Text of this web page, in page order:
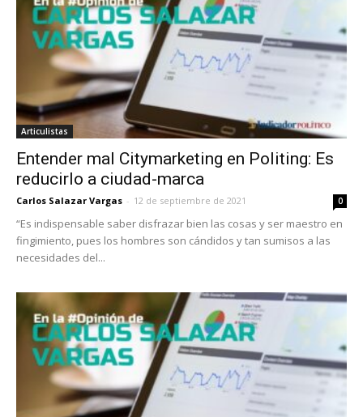
Articulistas
Entender mal Citymarketing en Politing: Es
reducirlo a ciudad-marca
Carlos Salazar Vargas - 12 de septiembre de 2021 0
“Es indispensable saber disfrazar bien las cosas y ser maestro en
fingimiento, pues los hombres son cándidos y tan sumisos a las
necesidades del...